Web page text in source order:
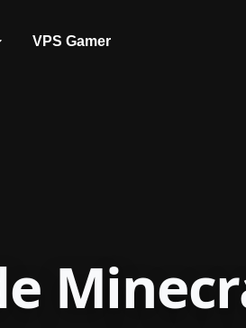
VPS Gamer